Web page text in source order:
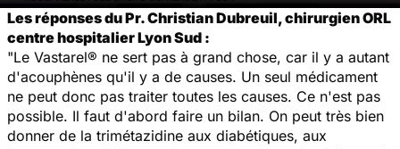
Les réponses du Pr. Christian Dubreuil, chirurgien ORL
centre hospitalier Lyon Sud :
"Le Vastarel® ne sert pas à grand chose, car il y a autant
d'acouphènes qu'il y a de causes. Un seul médicament
ne peut donc pas traiter toutes les causes. Ce n'est pas
possible. Il faut d'abord faire un bilan. On peut très bien
donner de la trimétazidine aux diabétiques, aux